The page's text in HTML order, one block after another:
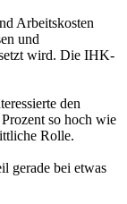
Arbeitskosten
und
wird. Die IHK-
den
so hoch wie
Rolle.
gerade bei etwas